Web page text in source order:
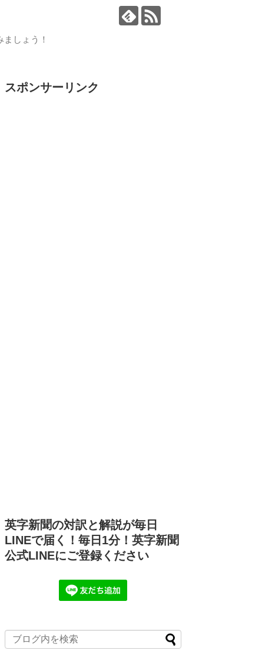
しょう！
スポンサーリンク
英字新聞の対訳と解説が毎日
LINEで届く！毎日1分！英字新聞
公式LINEにご登録ください